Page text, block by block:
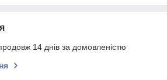
14 днів за домовленістю